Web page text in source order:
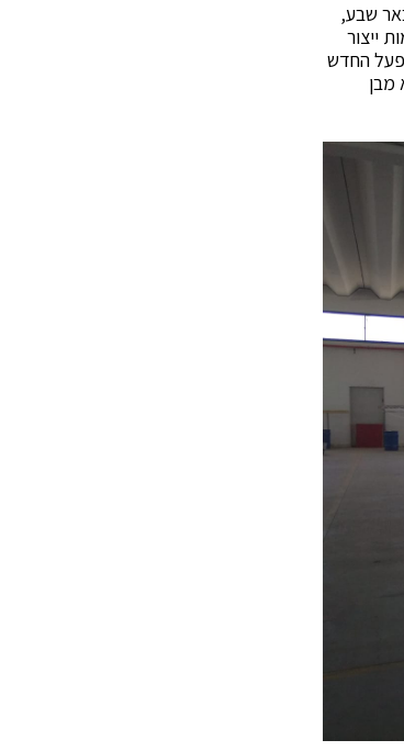
שבע,
ייצור
300 אלף ש"ח. מטרת המפעל החדש
מבן